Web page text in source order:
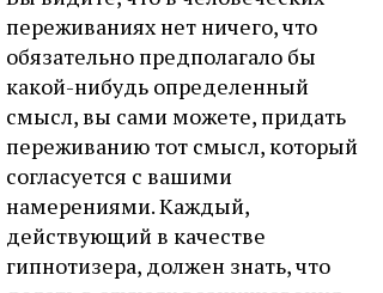
переживаниях нет ничего, что
обязательно предполагало бы
какой-нибудь определенный
смысл, вы сами можете, придать
переживанию тот смысл, который
согласуется с вашими
намерениями. Каждый,
действующий в качестве
гипнотизера, должен знать, что